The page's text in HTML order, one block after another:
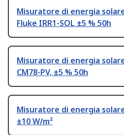
Misuratore di energia solare
Fluke IRR1-SOL ±5 % 50h
Misuratore di energia solare
CM78-PV, ±5 % 50h
Misuratore di energia solare
±10 W/m²